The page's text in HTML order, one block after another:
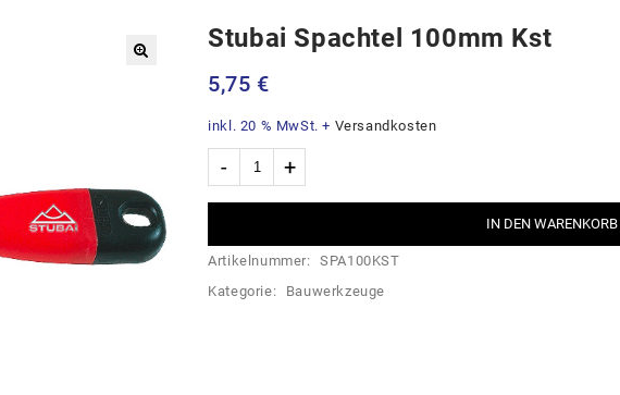
Stubai Spachtel 100mm Kst
5,75 €
inkl. 20 % MwSt. + Versandkosten
IN DEN WARENKORB
Artikelnummer:
SPA100KST
Kategorie:
Bauwerkzeuge